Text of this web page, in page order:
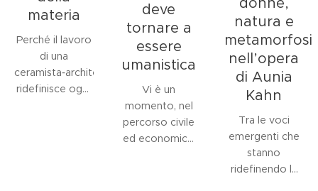
materia
Perché il lavoro
di una
ceramista‑architetta
ridefinisce oggi
deve
tornare a
essere
umanistica
Vi è un
momento, nel
percorso civile
ed economico
natura e
metamorfosi
nell’opera
di Aunia
Kahn
Tra le voci
emergenti che
stanno
ridefinendo la